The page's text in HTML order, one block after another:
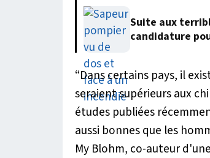
Suite aux
candidature
“Dans certains pays, il
seraient supérieurs aux
études publiées
aussi bonnes que les
My Blohm, co-auteur